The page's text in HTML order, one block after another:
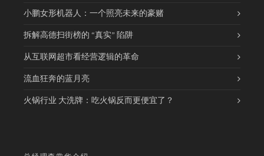
小鹏女形机器人：一个照亮未来的豪赌
拆解高德扫街榜的 “真实” 陷阱
从互联网超市看经营逻辑的革命
流血狂奔的蓝月亮
火锅行业 大洗牌：吃火锅反而更便宜了？